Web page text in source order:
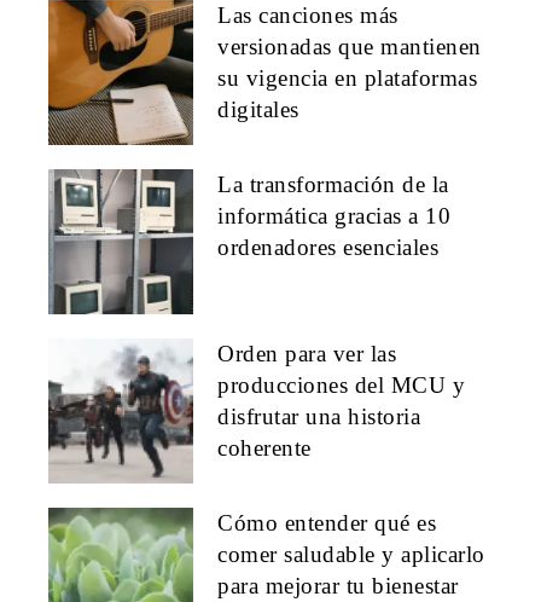
Las canciones más
versionadas que mantienen
su vigencia en plataformas
digitales
La transformación de la
informática gracias a 10
ordenadores esenciales
Orden para ver las
producciones del MCU y
disfrutar una historia
coherente
Cómo entender qué es
comer saludable y aplicarlo
para mejorar tu bienestar